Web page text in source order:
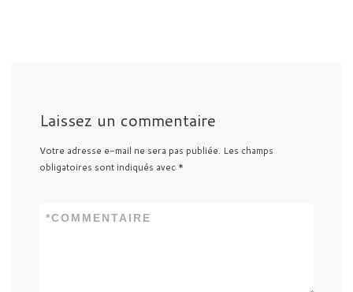
Laissez un commentaire
Votre adresse e-mail ne sera pas publiée. Les champs
obligatoires sont indiqués avec *
COMMENTAIRE
*